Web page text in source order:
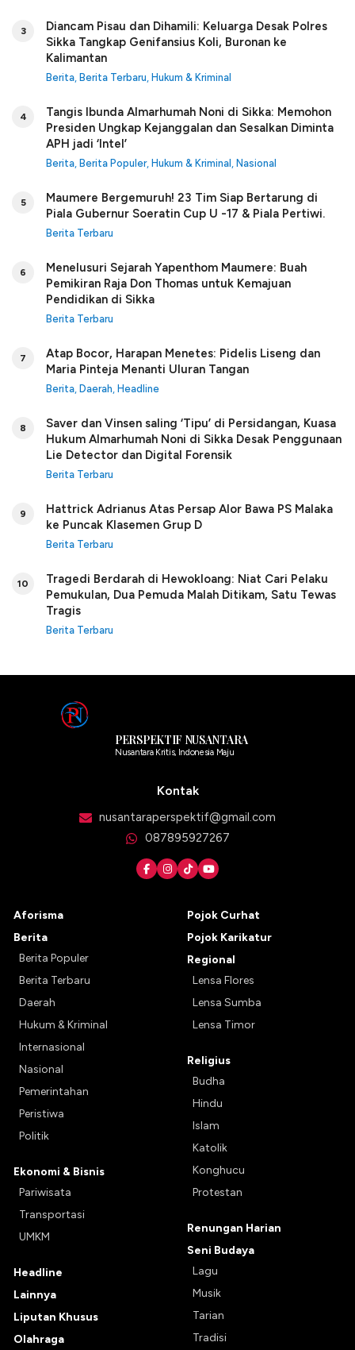
3
Diancam Pisau dan Dihamili: Keluarga Desak Polres
Sikka Tangkap Genifansius Koli, Buronan ke
Kalimantan
Berita, Berita Terbaru, Hukum & Kriminal
4
Tangis Ibunda Almarhumah Noni di Sikka: Memohon
Presiden Ungkap Kejanggalan dan Sesalkan Diminta
APH jadi ‘Intel’
Berita, Berita Populer, Hukum & Kriminal , Nasional
5
Maumere Bergemuruh! 23 Tim Siap Bertarung di
Piala Gubernur Soeratin Cup U -17 & Piala Pertiwi.
Berita Terbaru
6
Menelusuri Sejarah Yapenthom Maumere: Buah
Pemikiran Raja Don Thomas untuk Kemajuan
Pendidikan di Sikka
Berita Terbaru
7
Atap Bocor, Harapan Menetes: Pidelis Liseng dan
Maria Pinteja Menanti Uluran Tangan
Berita, Daerah, Headline
8
Saver dan Vinsen saling ‘Tipu’ di Persidangan, Kuasa
Hukum Almarhumah Noni di Sikka Desak Penggunaan
Lie Detector dan Digital Forensik
Berita Terbaru
9
Hattrick Adrianus Atas Persap Alor Bawa PS Malaka
ke Puncak Klasemen Grup D
Berita Terbaru
10
Tragedi Berdarah di Hewokloang: Niat Cari Pelaku
Pemukulan, Dua Pemuda Malah Ditikam, Satu Tewas
Tragis
Berita Terbaru
PERSPEKTIF NUSANTARA
Nusantara Kritis, Indonesia Maju
Kontak
nusantaraperspektif@gmail.com
087895927267
Aforisma
Berita
Berita Populer
Berita Terbaru
Daerah
Hukum & Kriminal
Internasional
Nasional
Pemerintahan
Peristiwa
Politik
Ekonomi & Bisnis
Pariwisata
Transportasi
UMKM
Headline
Lainnya
Liputan Khusus
Olahraga
Pojok Curhat
Pojok Karikatur
Regional
Lensa Flores
Lensa Sumba
Lensa Timor
Religius
Budha
Hindu
Islam
Katolik
Konghucu
Protestan
Renungan Harian
Seni Budaya
Lagu
Musik
Tarian
Tradisi